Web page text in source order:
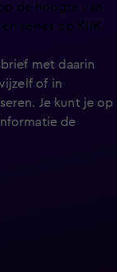
de hoogte van
series op KIJK.
met daarin
of in
Je kunt je op
de